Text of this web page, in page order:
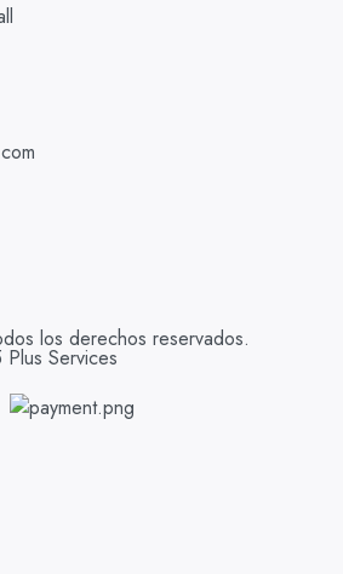
los derechos reservados.
Services